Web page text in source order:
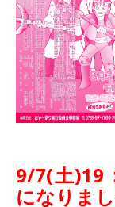
9/7(土)19
になりま